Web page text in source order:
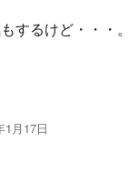
するけど・・・。
1月17日